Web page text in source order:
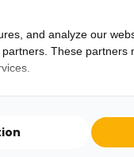
van ma - vr
231130
and analyze our
These partners